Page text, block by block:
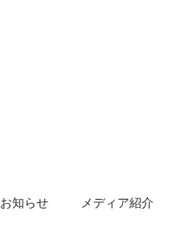
お知らせ メディア紹介